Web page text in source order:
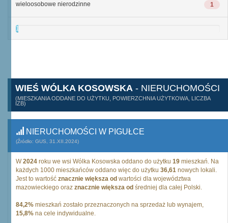
1
wieloosobowe nierodzinne
1
WIEŚ WÓLKA KOSOWSKA - NIERUCHOMOŚCI
(MIESZKANIA ODDANE DO UŻYTKU, POWIERZCHNIA UŻYTKOWA, LICZBA
IZB)
NIERUCHOMOŚCI W PIGUŁCE
(Źródło: GUS, 31.XII.2024)
W2024 roku we wsi Wólka Kosowska oddano do użytku 19 mieszkań. Na
każdych 1000 mieszkańców oddano więc do użytku 36,61 nowych lokali.
Jest to wartość znacznie większa od wartości dla województwa
mazowieckiego oraz znacznie większa od średniej dla całej Polski.
84,2% mieszkań zostało przeznaczonych na sprzedaż lub wynajem,
15,8% na cele indywidualne.